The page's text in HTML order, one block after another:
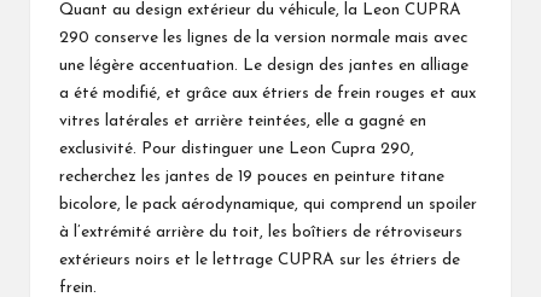
Quant au design extérieur du véhicule, la Leon CUPRA
290 conserve les lignes de la version normale mais avec
une légère accentuation. Le design des jantes en alliage
a été modifié, et grâce aux étriers de frein rouges et aux
vitres latérales et arrière teintées, elle a gagné en
exclusivité. Pour distinguer une Leon Cupra 290,
recherchez les jantes de 19 pouces en peinture titane
bicolore, le pack aérodynamique, qui comprend un spoiler
à l’extrémité arrière du toit, les boîtiers de rétroviseurs
extérieurs noirs et le lettrage CUPRA sur les étriers de
frein.